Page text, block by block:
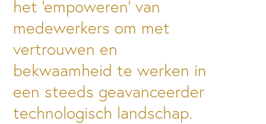
het ‘empoweren’ van
medewerkers om met
vertrouwen en
bekwaamheid te werken in
een steeds geavanceerder
technologisch landschap.